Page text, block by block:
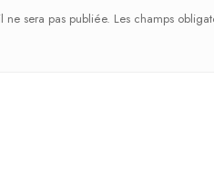
ne sera pas publiée. Les champs